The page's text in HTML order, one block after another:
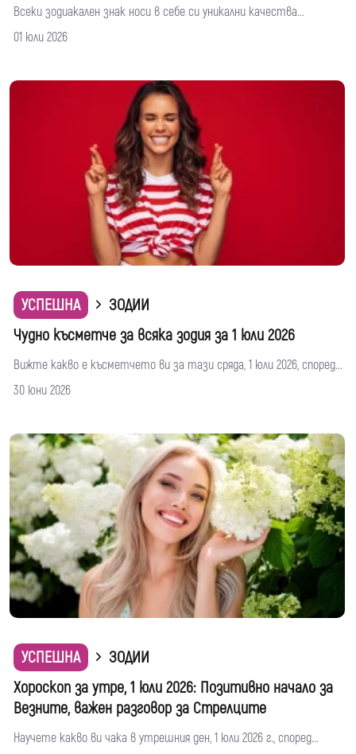
Всеки зодиакален знак носи в себе си уникални качества...
01 юли 2026
УСПЕШНА
ЗОДИИ
Чудно късметче за всяка зодия за 1 юли 2026
Вижте какво е късметчето ви за тази сряда, 1 юли 2026, според...
30 юни 2026
УСПЕШНА
ЗОДИИ
Хороскоп за утре, 1 юли 2026: Позитивно начало за
Везните, важен разговор за Стрелците
Научете какво ви чака в утрешния ден, 1 юли 2026 г., според...